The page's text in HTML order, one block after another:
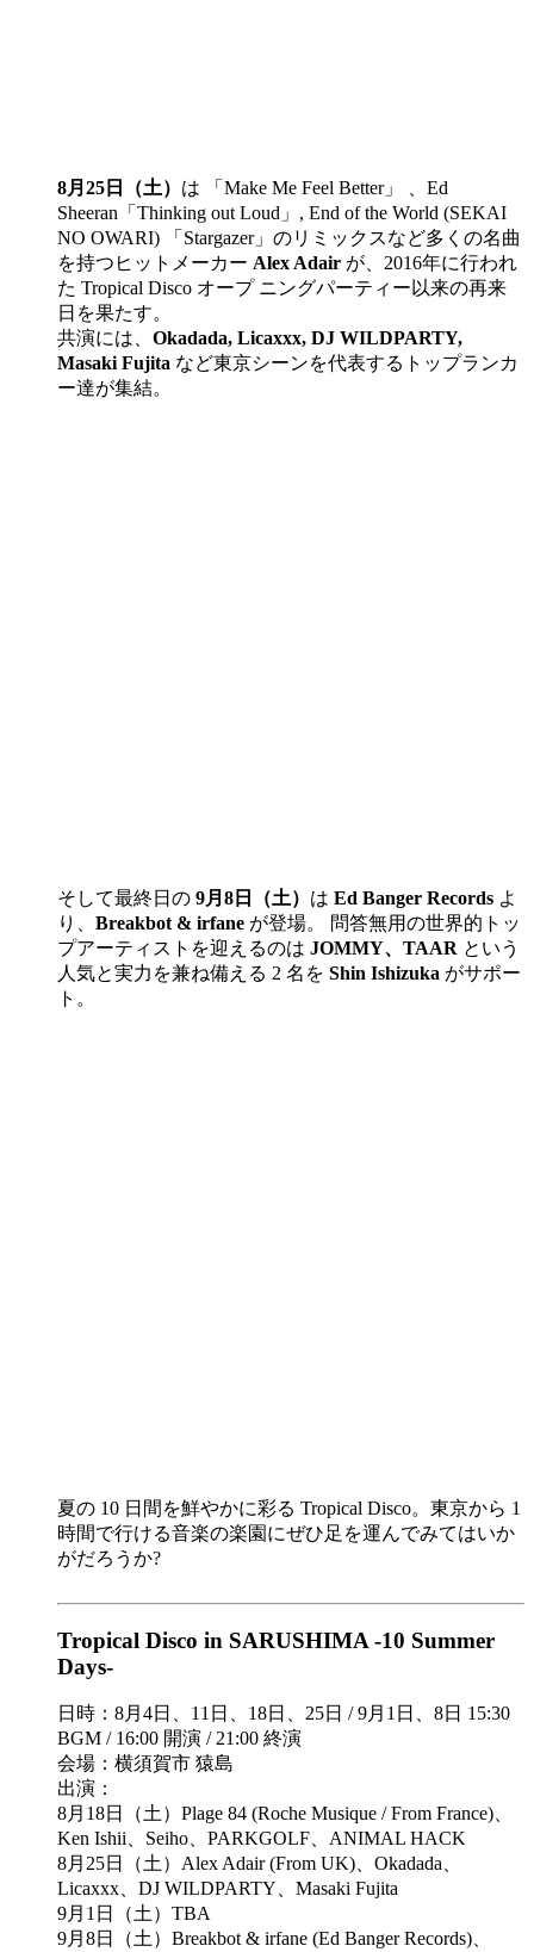
8月25日（土） は 「Make Me Feel Better」 、Ed
Sheeran「Thinking out Loud」, End of the World (SEKAI
NO OWARI) 「Stargazer」のリミックスなど多くの名曲
を持つヒットメーカー Alex Adair が、2016年に行われ
た Tropical Disco オープ ニングパーティー以来の再来
日を果たす。
共演には、 Okadada, Licaxxx, DJ WILDPARTY,
Masaki Fujita など東京シーンを代表するトップランカ
ー達が集結。
そして最終日の 9月8日（土） は Ed Banger Records よ
り、 Breakbot​ & irfane が登場。 問答無用の世界的トッ
プアーティストを迎えるのは JOMMY、TAAR という
人気と実力を兼ね備える 2 名を Shin Ishizuka がサポー
ト。
夏の 10 日間を鮮やかに彩る Tropical Disco。東京から 1
時間で行ける音楽の楽園にぜひ足を運んでみてはいか
がだろうか?
Tropical Disco in SARUSHIMA -10 Summer
Days-
日時：8月4日、11日、18日、25日 / 9月1日、8日 15:30
BGM / 16:00 開演 / 21:00 終演
会場：横須賀市 猿島
出演：
8月18日（土）Plage 84 (Roche Musique / From France)、
Ken Ishii、Seiho、PARKGOLF、ANIMAL HACK
8月25日（土）Alex Adair (From UK)、Okadada、
Licaxxx、DJ WILDPARTY、Masaki Fujita
9月1日（土）TBA
9月8日（土）Breakbot & irfane (Ed Banger Records)、